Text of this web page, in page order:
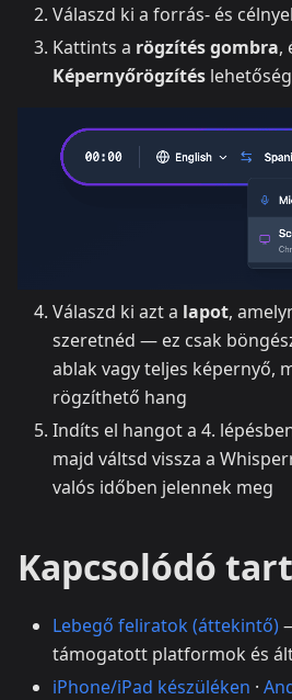
Válaszd ki a forrás- és
Kattints a rögzítés gombra,
Képernyőrögzítés
Válaszd ki azt a lapot,
szeretnéd — ez csak
ablak vagy teljes képernyő,
rögzíthető hang
Indíts el hangot a 4.
majd váltsd vissza a
valós időben jelennek meg
Kapcsolódó
Lebegő feliratok (áttekintő)
támogatott platformok és
iPhone/iPad készüléken ·